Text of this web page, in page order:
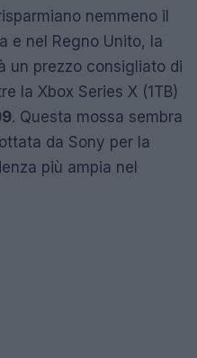
nemmeno il
e nel Regno Unito, la
un prezzo consigliato di
la Xbox Series X (1TB)
. Questa mossa sembra
da Sony per la
più ampia nel